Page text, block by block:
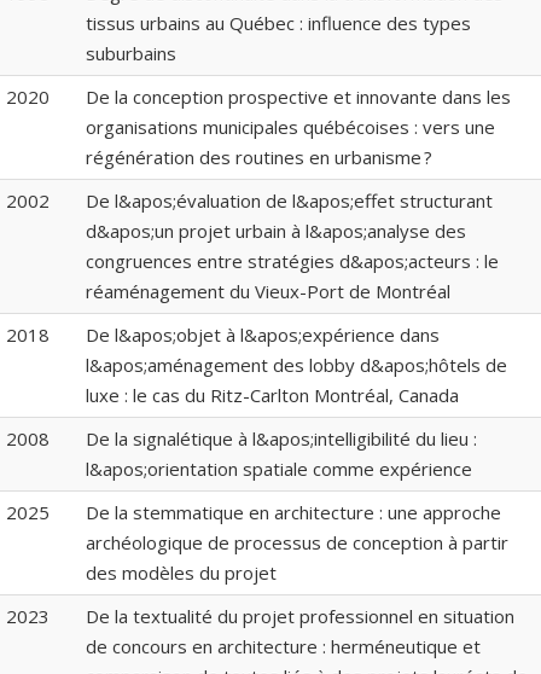
tissus urbains au Québec : influence des types
suburbains
2020
De la conception prospective et innovante dans les
organisations municipales québécoises : vers une
régénération des routines en urbanisme ?
2002
De l&apos;évaluation de l&apos;effet structurant
d&apos;un projet urbain à l&apos;analyse des
congruences entre stratégies d&apos;acteurs : le
réaménagement du Vieux-Port de Montréal
2018
De l&apos;objet à l&apos;expérience dans
l&apos;aménagement des lobby d&apos;hôtels de
luxe : le cas du Ritz-Carlton Montréal, Canada
2008
De la signalétique à l&apos;intelligibilité du lieu :
l&apos;orientation spatiale comme expérience
2025
De la stemmatique en architecture : une approche
archéologique de processus de conception à partir
des modèles du projet
2023
De la textualité du projet professionnel en situation
de concours en architecture : herméneutique et